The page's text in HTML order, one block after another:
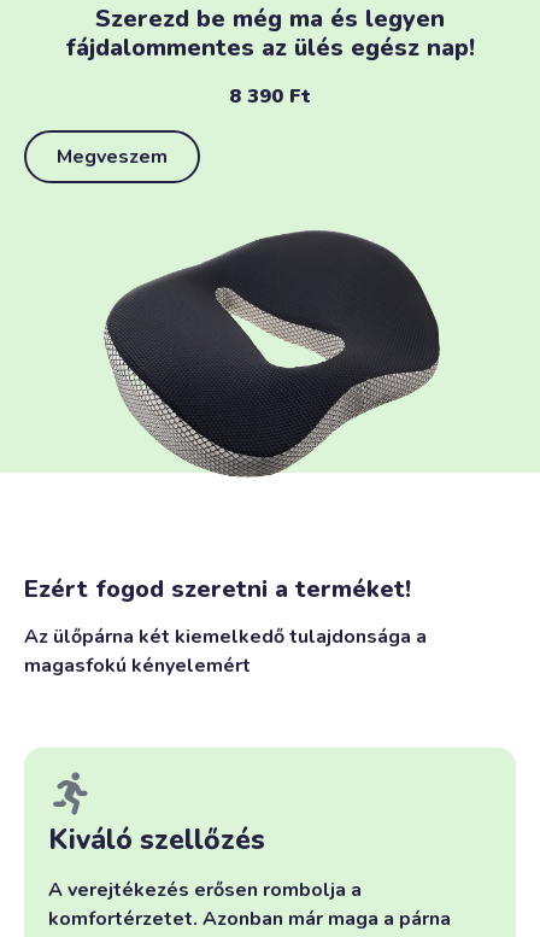
Szerezd be még ma és legyen
fájdalommentes az ülés egész nap!
8 390 Ft
Megveszem
Ezért fogod szeretni a terméket!
Az ülőpárna két kiemelkedő tulajdonsága a
magasfokú kényelemért
Kiváló szellőzés
A verejtékezés erősen rombolja a
komfortérzetet. Azonban már maga a párna